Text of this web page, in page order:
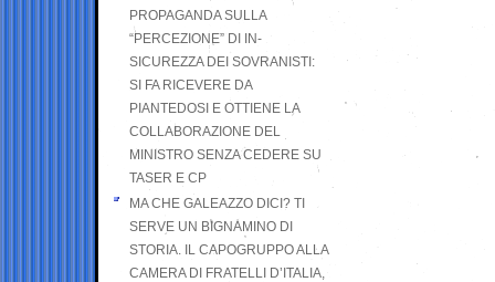
PROPAGANDA SULLA
“PERCEZIONE” DI IN-
SICUREZZA DEI SOVRANISTI:
SI FA RICEVERE DA
PIANTEDOSI E OTTIENE LA
COLLABORAZIONE DEL
MINISTRO SENZA CEDERE SU
TASER E CP
MA CHE GALEAZZO DICI? TI
SERVE UN BIGNAMINO DI
STORIA. IL CAPOGRUPPO ALLA
CAMERA DI FRATELLI D’ITALIA,